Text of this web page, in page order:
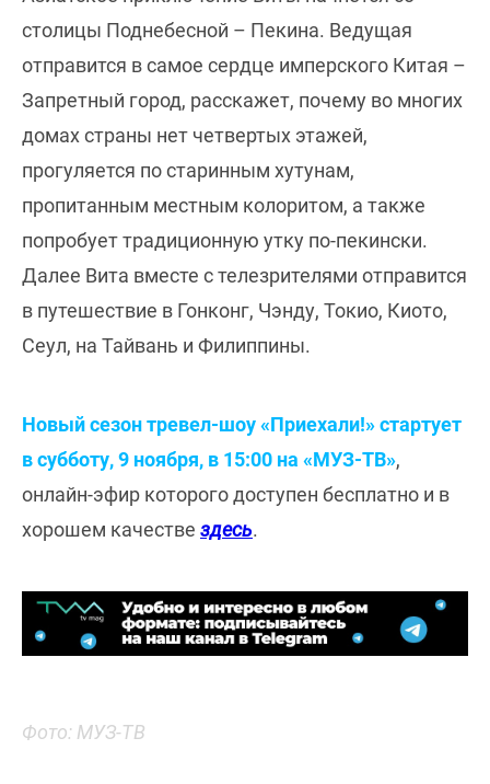
столицы Поднебесной – Пекина. Ведущая
отправится в самое сердце имперского Китая –
Запретный город, расскажет, почему во многих
домах страны нет четвертых этажей,
прогуляется по старинным хутунам,
пропитанным местным колоритом, а также
попробует традиционную утку по-пекински.
Далее Вита вместе с телезрителями отправится
в путешествие в Гонконг, Чэнду, Токио, Киото,
Сеул, на Тайвань и Филиппины.
Новый сезон тревел-шоу «Приехали!» стартует
в субботу, 9 ноября, в 15:00 на «МУЗ-ТВ»,
онлайн-эфир которого доступен бесплатно и в
хорошем качестве здесь.
Фото: МУЗ-ТВ